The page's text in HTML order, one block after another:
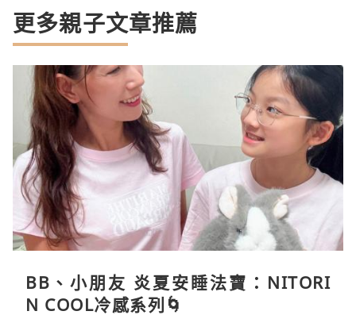
更多親子文章推薦
BB、小朋友 炎夏安睡法寶：NITORI
N COOL冷感系列🌀